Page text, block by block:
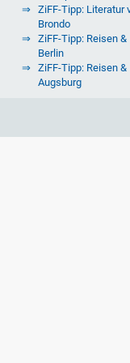
ZiFF-Tipp: Literatur
Brondo
ZiFF-Tipp: Reisen
Berlin
ZiFF-Tipp: Reisen
Augsburg